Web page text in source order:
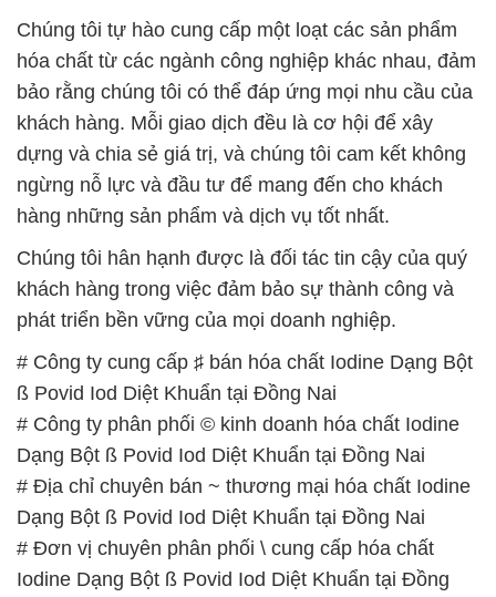
Chúng tôi tự hào cung cấp một loạt các sản phẩm
hóa chất từ các ngành công nghiệp khác nhau, đảm
bảo rằng chúng tôi có thể đáp ứng mọi nhu cầu của
khách hàng. Mỗi giao dịch đều là cơ hội để xây
dựng và chia sẻ giá trị, và chúng tôi cam kết không
ngừng nỗ lực và đầu tư để mang đến cho khách
hàng những sản phẩm và dịch vụ tốt nhất.
Chúng tôi hân hạnh được là đối tác tin cậy của quý
khách hàng trong việc đảm bảo sự thành công và
phát triển bền vững của mọi doanh nghiệp.
# Công ty cung cấp ♯ bán hóa chất Iodine Dạng Bột
ß Povid Iod Diệt Khuẩn tại Đồng Nai
# Công ty phân phối © kinh doanh hóa chất Iodine
Dạng Bột ß Povid Iod Diệt Khuẩn tại Đồng Nai
# Địa chỉ chuyên bán ~ thương mại hóa chất Iodine
Dạng Bột ß Povid Iod Diệt Khuẩn tại Đồng Nai
# Đơn vị chuyên phân phối \ cung cấp hóa chất
Iodine Dạng Bột ß Povid Iod Diệt Khuẩn tại Đồng